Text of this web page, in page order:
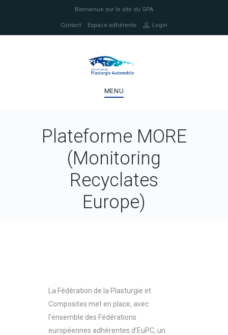
Bienvenue sur le site du GPA
Contact Espace adhérents Login
MENU
Plateforme MORE
(Monitoring
Recyclates
Europe)
La Fédération de la Plasturgie et
Composites met en place, avec
l’ensemble des Fédérations
européennes adhérentes d’EuPC, un